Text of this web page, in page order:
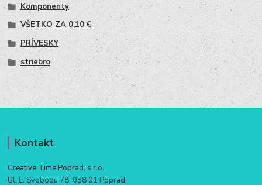
Komponenty
VŠETKO ZA 0,10 €
PRÍVESKY
striebro
Kontakt
Creative Time Poprad, s.r.o.
Ul. L. Svobodu 78, 058 01 Poprad